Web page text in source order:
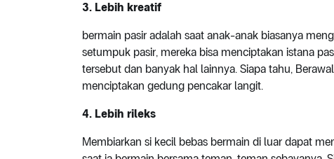
3. Lebih kreatif
bermain pasir adalah saat anak-anak biasanya
setumpuk pasir, mereka bisa menciptakan istana
tersebut dan banyak hal lainnya. Siapa tahu,
menciptakan gedung pencakar langit.
4. Lebih rileks
Membiarkan si kecil bebas bermain di luar dapat